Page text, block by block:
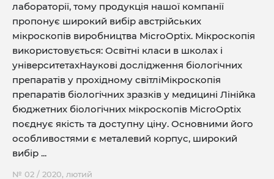
лабораторії, тому продукція нашої компанії
пропонує широкий вибір австрійських
мікроскопів виробництва MicroOptix. Мікроскопія
використовується: Освітні класи в школах і
університетахНаукові дослідження біологічних
препаратів у прохідному світліМікроскопія
препаратів біологічних зразків у медицині Лінійка
бюджетних біологічних мікроскопів MicroOptix
поєднує якість та доступну ціну. Основними його
особливостями є металевий корпус, широкий
вибір ...
№ 02 / 2020, лютий